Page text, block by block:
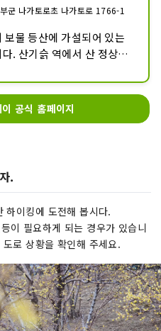
군 나가토로초 나가토로 1766-1
물 등산에 가설되어 있는
. 산기슭 역에서 산 정상 역
명 승차)가 산정역과 산록
으로 왕복하는 4선 교주식
사슴에 연관되어, 곤돌라의
」와 「반비호」입니다.
공식 홈페이지
.
하이킹에 도전해 봅시다.
이 필요하게 되는 경우가 있습니
로 상황을 확인해 주세요.